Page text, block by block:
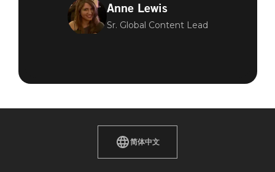
Anne Lewis
Sr. Global Content Lead
简体中文